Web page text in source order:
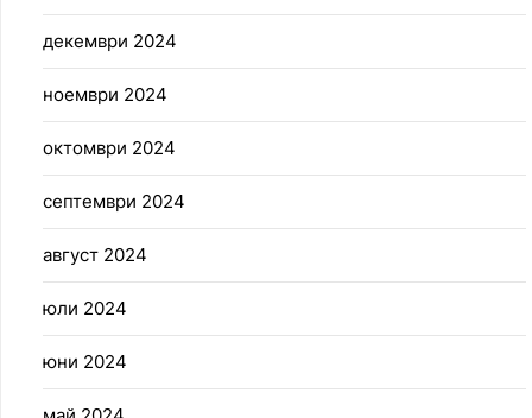
декември 2024
ноември 2024
октомври 2024
септември 2024
август 2024
юли 2024
юни 2024